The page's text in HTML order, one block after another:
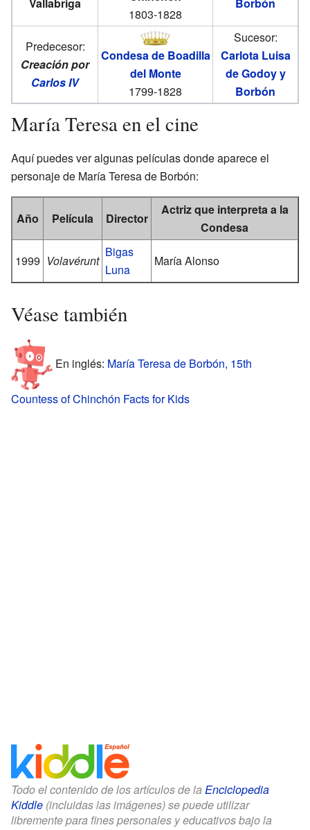
1803-1828
Predecesor:
Creación por
Carlos IV
Condesa de Boadilla
del Monte
1799-1828
Sucesor:
Carlota Luisa
de Godoy y
Borbón
María Teresa en el cine
Aquí puedes ver algunas películas donde aparece el
personaje de María Teresa de Borbón:
Año Película Director
Actriz que interpreta a la
Condesa
1999 Volavérunt
Bigas
Luna
María Alonso
Véase también
En inglés: María Teresa de Borbón, 15th
Countess of Chinchón Facts for Kids
Todo el contenido de los artículos de la Enciclopedia
Kiddle (incluidas las imágenes) se puede utilizar
libremente para fines personales y educativos bajo la